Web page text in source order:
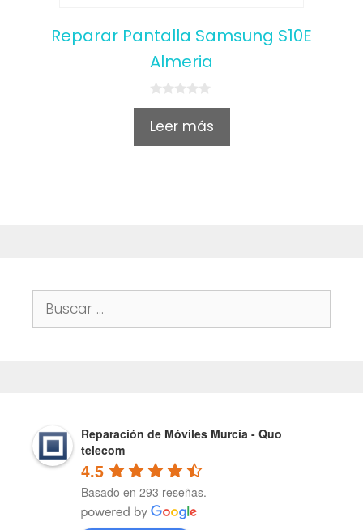
Reparar Pantalla Samsung S10E
Almeria
0
u
Leer más
Buscar:
Reparación de Móviles Murcia - Quo
telecom
4.5
Basado en 293 reseñas.